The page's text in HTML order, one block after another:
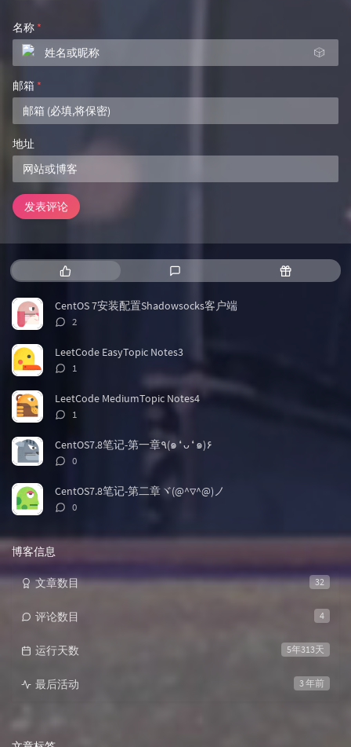
名称 *
🎲
邮箱 *
地址
发表评论
热
门
文
章
新
随
机
CentOS 7安装配置Shadowsocks客户端
评
数：
2
LeetCode EasyTopic Notes3
评
数：
1
LeetCode MediumTopic Notes4
评
数：
1
CentOS7.8笔记-第一章٩(๑❛ᴗ❛๑)۶
评
数：
0
CentOS7.8笔记-第二章ヾ(@^▽^@)ノ
评
0
博客信息
32
文章数目
4
评论数目
5年313天
运行天数
3 年前
最后活动